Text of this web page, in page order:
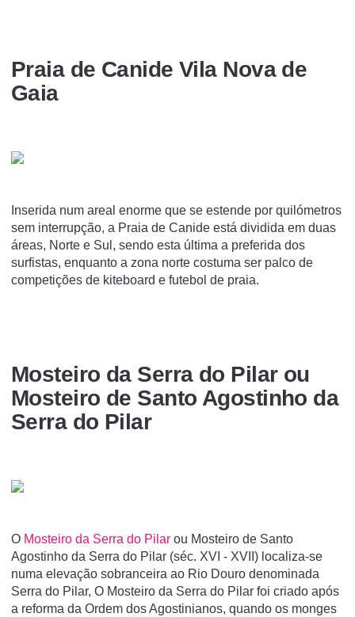
Praia de Canide Vila Nova de
Gaia
Inserida num areal enorme que se estende por quilómetros
sem interrupção, a Praia de Canide está dividida em duas
áreas, Norte e Sul, sendo esta última a preferida dos
surfistas, enquanto a zona norte costuma ser palco de
competições de kiteboard e futebol de praia.
Mosteiro da Serra do Pilar ou
Mosteiro de Santo Agostinho da
Serra do Pilar
O Mosteiro da Serra do Pilar ou Mosteiro de Santo
Agostinho da Serra do Pilar (séc. XVI - XVII) localiza-se
numa elevação sobranceira ao Rio Douro denominada
Serra do Pilar, O Mosteiro da Serra do Pilar foi criado após
a reforma da Ordem dos Agostinianos, quando os monges